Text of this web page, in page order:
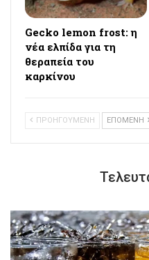
Gecko lemon frost: η
νέα ελπίδα για τη
θεραπεία του
καρκίνου
ΠΡΟΗΓΟΥΜΕΝΗ ΕΠΟΜΕΝΗ